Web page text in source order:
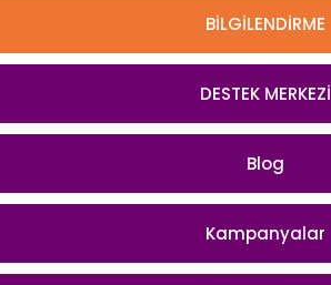
BİLGİLENDİRME
DESTEK MERKEZİ
Blog
Kampanyalar